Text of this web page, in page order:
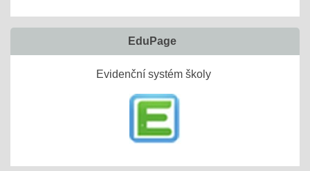
EduPage
Evidenční systém školy